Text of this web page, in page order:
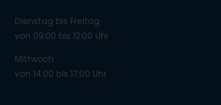
Dienstag bis Freitag
von 09:00 bis 12:00 Uhr
Mittwoch
von 14:00 bis 17:00 Uhr